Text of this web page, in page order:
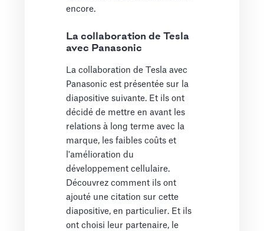
encore.
La collaboration de Tesla
avec Panasonic
La collaboration de Tesla avec
Panasonic est présentée sur la
diapositive suivante. Et ils ont
décidé de mettre en avant les
relations à long terme avec la
marque, les faibles coûts et
l'amélioration du
développement cellulaire.
Découvrez comment ils ont
ajouté une citation sur cette
diapositive, en particulier. Et ils
ont choisi leur partenaire, le